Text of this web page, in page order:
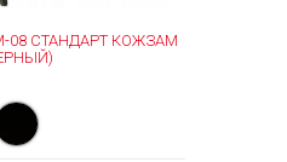
СТАНДАРТ КОЖЗАМ